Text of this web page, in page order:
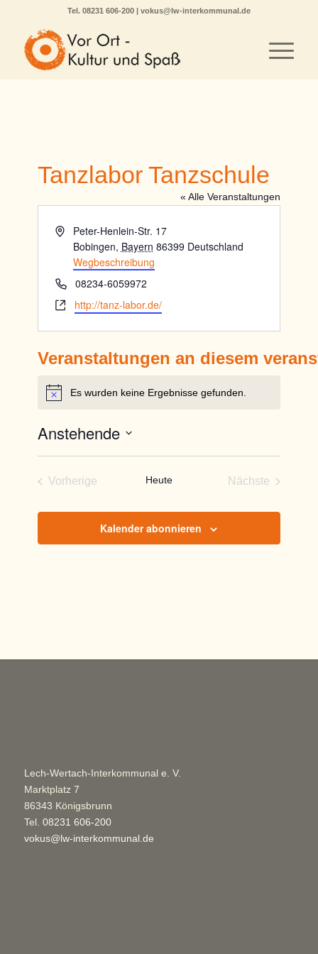
Tel. 08231 606-200 | vokus@lw-interkommunal.de
Tanzlabor Tanzschule
« Alle Veranstaltungen
AdressePeter-Henlein-Str. 17
Bobingen, Bayern 86399 Deutschland
Wegbeschreibung
Telefon08234-6059972
Webseitehttp://tanz-labor.de/
Veranstaltungen an diesem
HinweisEs wurden keine Ergebnisse gefunden.
Anstehende
Vorherige
Heute
Nächste
Kalender abonnieren
Lech-Wertach-Interkommunal e. V.
Marktplatz 7
86343 Königsbrunn
Tel. 08231 606-200
vokus@lw-interkommunal.de